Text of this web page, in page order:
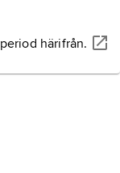
härifrån.